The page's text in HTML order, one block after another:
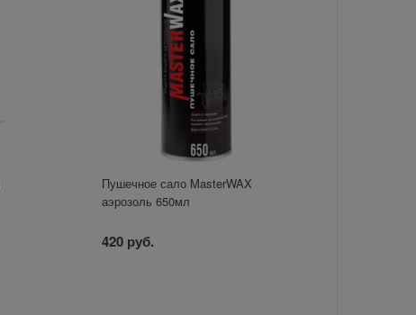
Пушечное сало MasterWAX
аэрозоль 650мл
420 руб.